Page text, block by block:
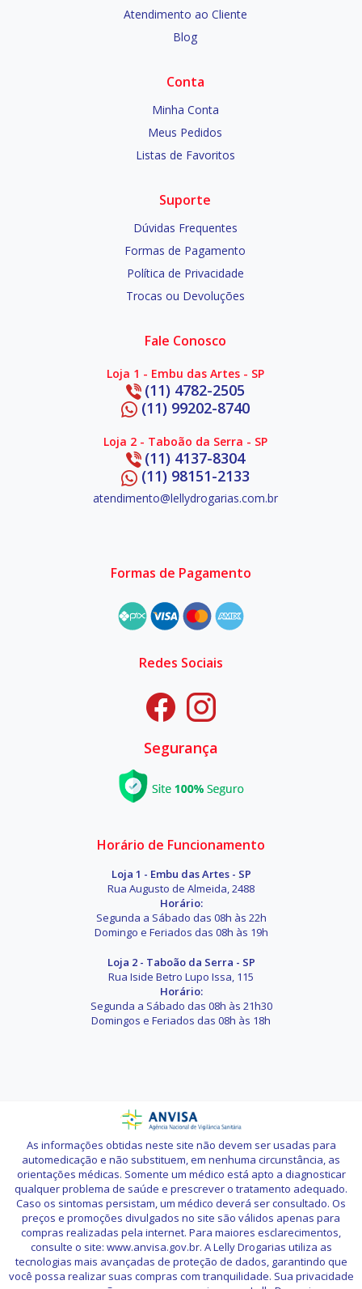
Atendimento ao Cliente
Blog
Conta
Minha Conta
Meus Pedidos
Listas de Favoritos
Suporte
Dúvidas Frequentes
Formas de Pagamento
Política de Privacidade
Trocas ou Devoluções
Fale Conosco
Loja 1 - Embu das Artes - SP
(11) 4782-2505
(11) 99202-8740
Loja 2 - Taboão da Serra - SP
(11) 4137-8304
(11) 98151-2133
atendimento@lellydrogarias.com.br
Formas de Pagamento
Redes Sociais
Segurança
Horário de Funcionamento
Loja 1 - Embu das Artes - SP
Rua Augusto de Almeida, 2488
Horário:
Segunda a Sábado das 08h às 22h
Domingo e Feriados das 08h às 19h
Loja 2 - Taboão da Serra - SP
Rua Iside Betro Lupo Issa, 115
Horário:
Segunda a Sábado das 08h às 21h30
Domingos e Feriados das 08h às 18h
As informações obtidas neste site não devem ser usadas para
automedicação e não substituem, em nenhuma circunstância, as
orientações médicas. Somente um médico está apto a diagnosticar
qualquer problema de saúde e prescrever o tratamento adequado.
Caso os sintomas persistam, um médico deverá ser consultado. Os
preços e promoções divulgados no site são válidos apenas para
compras realizadas pela internet. Para maiores esclarecimentos,
consulte o site: www.anvisa.gov.br. A Lelly Drogarias utiliza as
tecnologias mais avançadas de proteção de dados, garantindo que
você possa realizar suas compras com tranquilidade. Sua privacidade